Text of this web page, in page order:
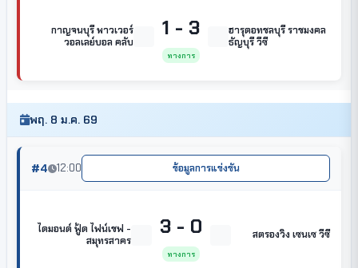
กาญจนบุรี พาวเวอร์
วอลเลย์บอล คลับ
1 - 3
ทางการ
ฮารุดอทชลบุรี ราชมงคล
ธัญบุรี วีซี
พฤ. 8 ม.ค. 69
#4 12:00 ข้อมูลการแข่งขัน
ไดมอนด์ ฟู้ด ไฟน์เชฟ -
สมุทรสาคร
3 - 0
ทางการ
สตรองวิง เซนเซ วีซี